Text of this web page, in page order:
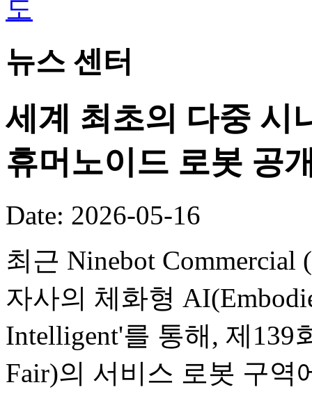
뉴스 센터
세계 최초의 다중 시
휴머노이드 로봇 공
Date: 2026-05-16
최근 Ninebot Commercial
자사의 체화형
Intelligent'를 통해, 제139
Fair)의 서비스 로봇 구역